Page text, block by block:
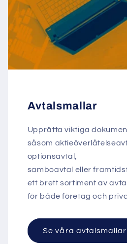
Avtalsmallar
Upprätta viktiga
såsom
optionsavtal,
samboavtal eller
ett brett sortiment av
för både företag och
Se våra avtalsmallar